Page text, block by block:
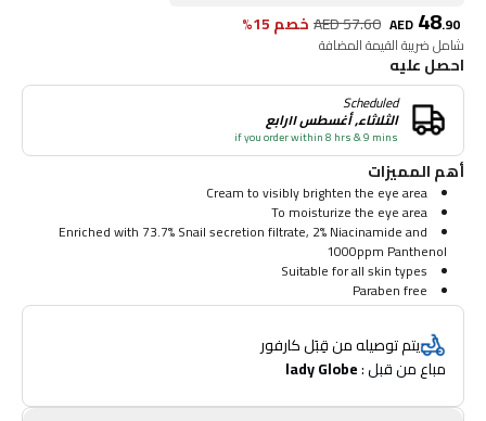
AED 48.90
AED57.60 خصم 15%
شامل ضريبة القيمة المضافة
احصل عليه
Scheduled
الثلاثاء, أغسطس ١١رابع
if you order within 8 hrs & 9 mins
أهم المميزات
Cream to visibly brighten the eye area
To moisturize the eye area
Enriched with 73.7% Snail secretion filtrate, 2% Niacinamide and
1000ppm Panthenol
Suitable for all skin types
Paraben free
يتم توصيله من قِبَل كارفور
مباع من قبل : lady Globe